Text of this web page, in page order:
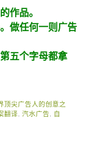
作品。
做任何一则广告
五个字母都拿
顶尖广告人的创意之
翻译 汽水广告
自